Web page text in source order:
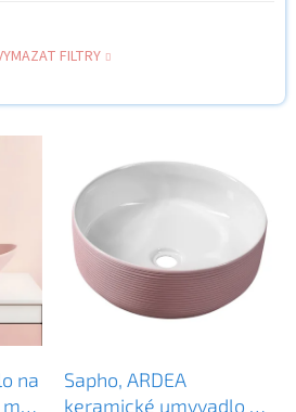
FILTRY
na
Sapho, ARDEA
keramické umyvadlo na